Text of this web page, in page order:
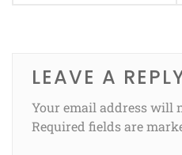
LEAVE A
Your email address will
Required fields are